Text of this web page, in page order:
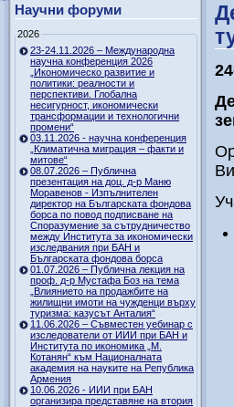
Научни форуми
2026
23-24.11.2026 – Международна
научна конференция 2026
„Икономическо развитие и
политики: реалности и
перспективи. Глобална
несигурност, икономически
трансформации и технологични
промени“
03.11.2026 - научна конференция
„Климатична миграция – факти и
митове“
08.07.2026 – Публична
презентация на доц. д-р Маню
Моравенов - Изпълнителен
директор на Българската фондова
борса по повод подписване на
Споразумение за сътрудничество
между Института за икономически
изследвания при БАН и
Българската фондова борса
01.07.2026 – Публична лекция на
проф. д-р Мустафа Боз на тема
„Влиянието на продажбите на
жилищни имоти на чужденци върху
туризма: казусът Анталия“
11.06.2026 – Съвместен уебинар с
изследователи от ИИИ при БАН и
Института по икономика „М.
Котанян“ към Националната
академия на науките на Република
Армения
10.06.2026 - ИИИ при БАН
организира представяне на втория